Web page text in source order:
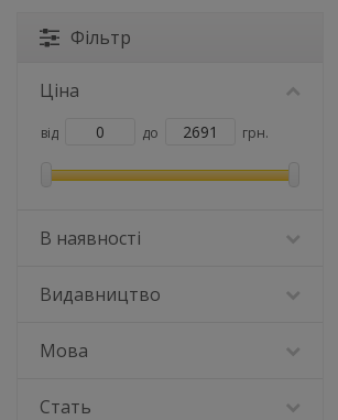
Фільтр
Ціна
від до грн.
В наявності
Видавництво
Мова
Стать